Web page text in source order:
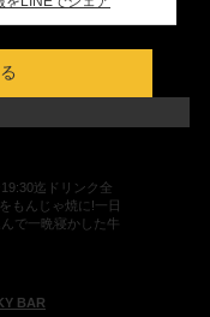
迄ドリンク全
もんじゃ焼に!一日
で一晩寝かした牛
BAR